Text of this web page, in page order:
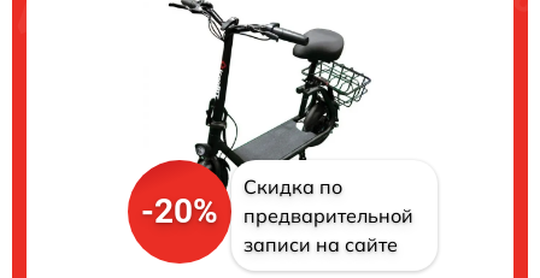
-20%
Скидка по
предварительной
записи на сайте